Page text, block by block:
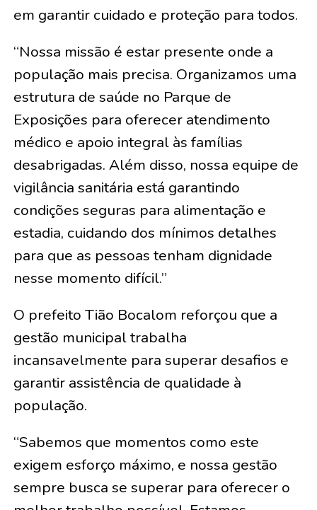
em garantir cuidado e proteção para todos.
“Nossa missão é estar presente onde a
população mais precisa. Organizamos uma
estrutura de saúde no Parque de
Exposições para oferecer atendimento
médico e apoio integral às famílias
desabrigadas. Além disso, nossa equipe de
vigilância sanitária está garantindo
condições seguras para alimentação e
estadia, cuidando dos mínimos detalhes
para que as pessoas tenham dignidade
nesse momento difícil.”
O prefeito Tião Bocalom reforçou que a
gestão municipal trabalha
incansavelmente para superar desafios e
garantir assistência de qualidade à
população.
“Sabemos que momentos como este
exigem esforço máximo, e nossa gestão
sempre busca se superar para oferecer o